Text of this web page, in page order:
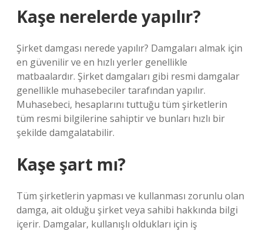
Kaşe nerelerde yapılır?
Şirket damgası nerede yapılır? Damgaları almak için
en güvenilir ve en hızlı yerler genellikle
matbaalardır. Şirket damgaları gibi resmi damgalar
genellikle muhasebeciler tarafından yapılır.
Muhasebeci, hesaplarını tuttuğu tüm şirketlerin
tüm resmi bilgilerine sahiptir ve bunları hızlı bir
şekilde damgalatabilir.
Kaşe şart mı?
Tüm şirketlerin yapması ve kullanması zorunlu olan
damga, ait olduğu şirket veya sahibi hakkında bilgi
içerir. Damgalar, kullanışlı oldukları için iş